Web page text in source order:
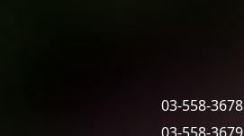
03-558-3678